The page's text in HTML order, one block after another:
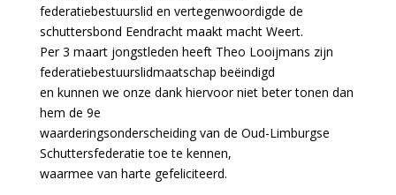
federatiebestuurslid en vertegenwoordigde de
schuttersbond Eendracht maakt macht Weert.
Per 3 maart jongstleden heeft Theo Looijmans zijn
federatiebestuurslidmaatschap beëindigd
en kunnen we onze dank hiervoor niet beter tonen dan
hem de 9e
waarderingsonderscheiding van de Oud-Limburgse
Schuttersfederatie toe te kennen,
waarmee van harte gefeliciteerd.